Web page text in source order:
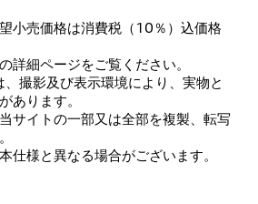
小売価格は消費税（10％）込価格
詳細ページをご覧ください。
撮影及び表示環境により、実物と
あります。
サイトの一部又は全部を複製、転写
仕様と異なる場合がございます。